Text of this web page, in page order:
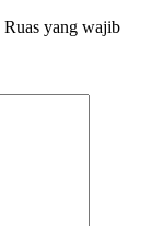
Ruas yang wajib